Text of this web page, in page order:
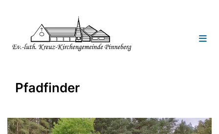
Pfadfinder